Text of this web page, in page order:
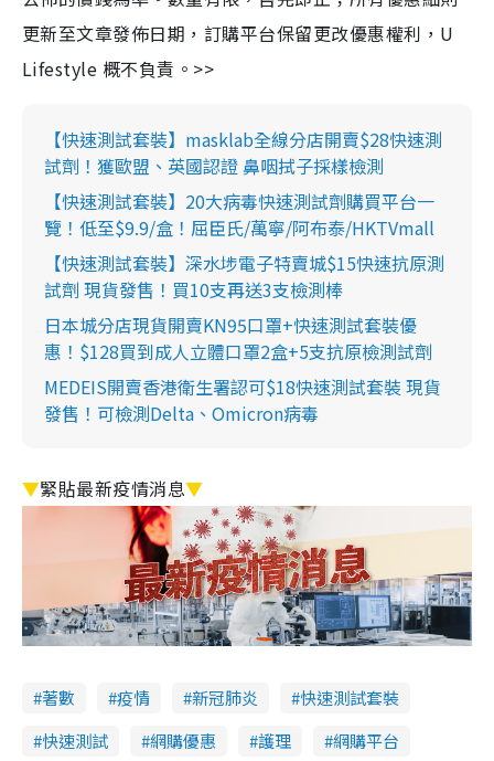
更新至文章發佈日期，訂購平台保留更改優惠權利，U
Lifestyle 概不負責。>>
【快速測試套裝】masklab全線分店開賣$28快速測
試劑！獲歐盟、英國認證 鼻咽拭子採樣檢測
【快速測試套裝】20大病毒快速測試劑購買平台一
覽！低至$9.9/盒！屈臣氏/萬寧/阿布泰/HKTVmall
【快速測試套裝】深水埗電子特賣城$15快速抗原測
試劑 現貨發售！買10支再送3支檢測棒
日本城分店現貨開賣KN95口罩+快速測試套裝優
惠！$128買到成人立體口罩2盒+5支抗原檢測試劑
MEDEIS開賣香港衛生署認可$18快速測試套裝 現貨
發售！可檢測Delta、Omicron病毒
▼緊貼最新疫情消息▼
著數 疫情 新冠肺炎
快速測試套裝
快速測試
網購優惠 護理
網購平台